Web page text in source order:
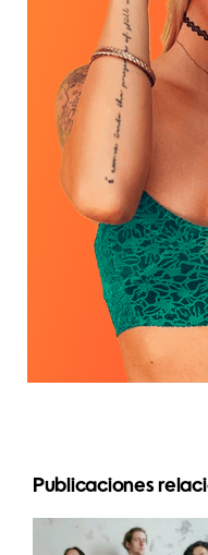
Publicaciones
Principales